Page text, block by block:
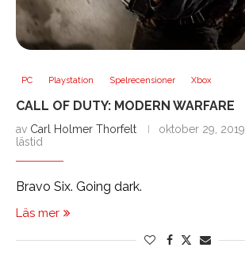
PC Playstation Spelrecensioner Xbox
CALL OF DUTY: MODERN WARFARE
av Carl Holmer Thorfelt oktober 29, 2019
lästid
Bravo Six. Going dark.
Läs mer